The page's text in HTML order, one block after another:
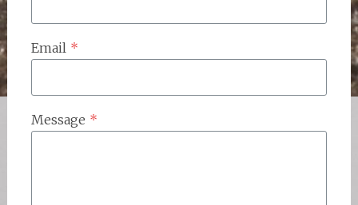
Email *
Message *